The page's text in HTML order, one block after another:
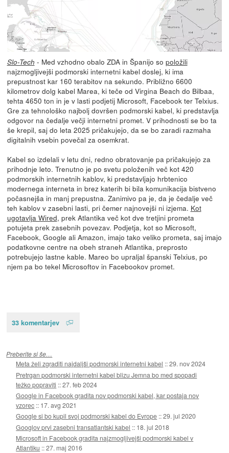
Slo-Tech - Med vzhodno obalo ZDA in Španijo so položili
najzmogljivejši podmorski internetni kabel doslej, ki ima
prepustnost kar 160 terabitov na sekundo. Približno 6600
kilometrov dolg kabel Marea, ki teče od Virgina Beach do Bilbaa,
tehta 4650 ton in je v lasti podjetij Microsoft, Facebook ter Telxius.
Gre za tehnološko najbolj dovršen podmorski kabel, ki predstavlja
odgovor na čedalje večji internetni promet. V prihodnosti se bo ta
še krepil, saj do leta 2025 pričakujejo, da se bo zaradi razmaha
digitalnih vsebin povečal za osemkrat.
Kabel so izdelali v letu dni, redno obratovanje pa pričakujejo za
prihodnje leto. Trenutno je po svetu položenih več kot 420
podmorskih internetnih kablov, ki predstavljajo hrbtenico
modernega interneta in brez katerih bi bila komunikacija bistveno
počasnejša in manj prepustna. Zanimivo pa je, da je čedalje več
teh kablov v zasebni lasti, pri čemer najnovejši ni izjema. Kot
ugotavlja Wired, prek Atlantika več kot dve tretjini prometa
potujeta prek zasebnih povezav. Podjetja, kot so Microsoft,
Facebook, Google ali Amazon, imajo tako veliko prometa, saj imajo
podatkovne centre na obeh straneh Atlantika, preprosto
potrebujejo lastne kable. Mareo bo upraljal španski Telxius, po
njem pa bo tekel Microsoftov in Facebookov promet.
33 komentarjev
Preberite si še…
Meta želi zgraditi najdaljši podmorski internetni kabel ::29. nov 2024
Pretrgan podmorski internetni kabel blizu Jemna bo med spopadi
težko popraviti ::27. feb 2024
Google in Facebook gradita nov podmorski kabel, kar postaja nov
vzorec :: 17. avg 2021
Google si bo kupil svoj podmorski kabel do Evrope ::29. jul 2020
Googlov prvi zasebni transatlantski kabel :: 18. jul 2018
Microsoft in Facebook gradita najzmogljivejši podmorski kabel v
Atlantiku ::27. maj 2016